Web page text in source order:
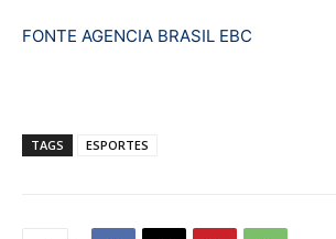
FONTE AGENCIA BRASIL EBC
TAGS ESPORTES